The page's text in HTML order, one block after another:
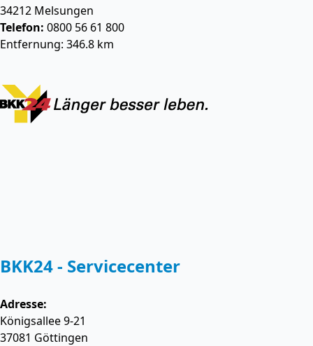
34212 Melsungen
Telefon: 0800 56 61 800
Entfernung: 346.8 km
BKK24 - Servicecenter
Adresse:
Königsallee 9-21
37081 Göttingen